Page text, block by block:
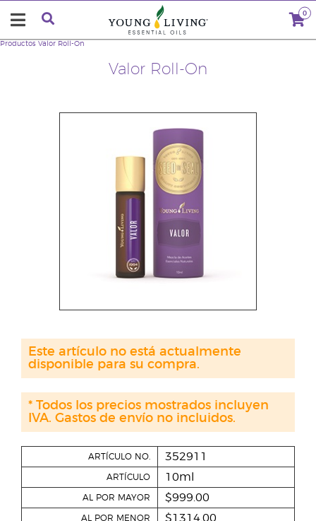
0
Valor Roll-On
Productos Valor Roll-On
ARTÍCULO NO. 352911
ARTÍCULO 10ml
AL POR MAYOR $999.00
AL POR MENOR $1314.00
Este artículo no está actualmente
disponible para su compra.
* Todos los precios mostrados incluyen
IVA. Gastos de envío no incluidos.